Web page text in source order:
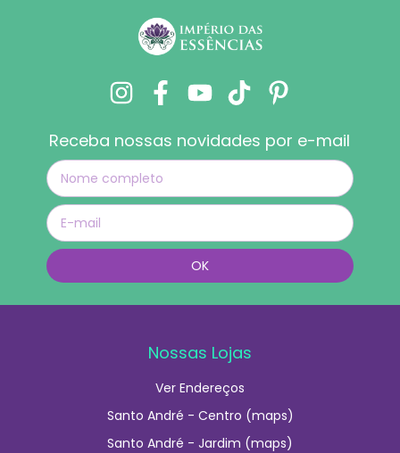
Receba nossas novidades por e-mail
Nossas Lojas
Ver Endereços
Santo André - Centro (maps)
Santo André - Jardim (maps)